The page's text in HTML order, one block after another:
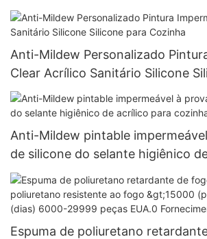
Anti-Mildew Personalizado
Clear Acrílico Sanitário Silicone
Cozinha
Anti-Mildew pintable
de silicone do selante higiênico
cozinha
Espuma de poliuretano